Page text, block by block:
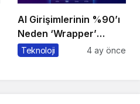
AI Girişimlerinin %90’ı
Neden ‘Wrapper’
Kalıyor?
Teknoloji 4 ay önce